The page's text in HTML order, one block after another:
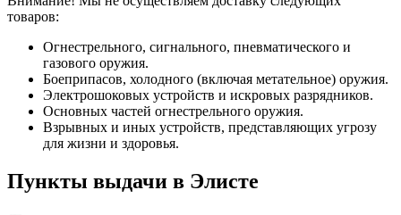
товаров:
Огнестрельного, сигнального, пневматического и
газового оружия.
Боеприпасов, холодного (включая метательное) оружия.
Электрошоковых устройств и искровых разрядников.
Основных частей огнестрельного оружия.
Взрывных и иных устройств, представляющих угрозу
для жизни и здоровья.
Пункты выдачи в Элисте